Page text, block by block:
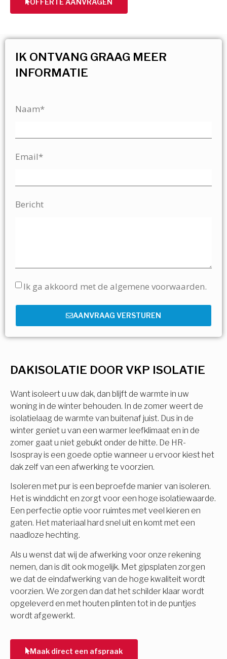
DAKISOLATIE DOOR VKP ISOLATIE
Want isoleert u uw dak, dan blijft de warmte in uw
woning in de winter behouden. In de zomer weert de
isolatielaag de warmte van buitenaf juist. Dus in de
winter geniet u van een warmer leefklimaat en in de
zomer gaat u niet gebukt onder de hitte. De HR-
Isospray is een goede optie wanneer u ervoor kiest het
dak zelf van een afwerking te voorzien.
Isoleren met pur is een beproefde manier van isoleren.
Het is winddicht en zorgt voor een hoge isolatiewaarde.
Een perfectie optie voor ruimtes met veel kieren en
gaten. Het materiaal hard snel uit en komt met een
naadloze hechting.
Als u wenst dat wij de afwerking voor onze rekening
nemen, dan is dit ook mogelijk. Met gipsplaten zorgen
we dat de eindafwerking van de hoge kwaliteit wordt
voorzien. We zorgen dan dat het schilder klaar wordt
opgeleverd en met houten plinten tot in de puntjes
wordt afgewerkt.
Maak direct een afspraak
IK ONTVANG GRAAG MEER
INFORMATIE
Naam*
Email*
Bericht
Ik ga akkoord met de algemene voorwaarden.
AANVRAAG VERSTUREN